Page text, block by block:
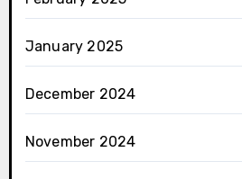
January 2025
December 2024
November 2024